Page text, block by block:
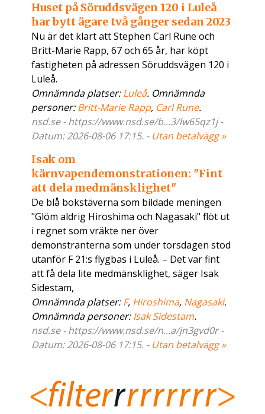
Huset på Söruddsvägen 120 i Luleå
har bytt ägare två gånger sedan 2023
Nu är det klart att Stephen Carl Rune och
Britt-Marie Rapp, 67 och 65 år, har köpt
fastigheten på adressen Söruddsvägen 120 i
Luleå.
Omnämnda platser:Luleå. Omnämnda
personer:Britt-Marie Rapp, Carl Rune.
nsd.se - https://www.nsd.se/b...3/lw65qz1j -
Datum: 2026-08-06 17:15. - Utan betalvägg »
Isak om
kärnvapendemonstrationen: "Fint
att dela medmänsklighet"
De blå bokstäverna som bildade meningen
"Glöm aldrig Hiroshima och Nagasaki" flöt ut
i regnet som vräkte ner över
demonstranterna som under torsdagen stod
utanför F 21:s flygbas i Luleå. – Det var fint
att få dela lite medmänsklighet, säger Isak
Sidestam,
Omnämnda platser:F, Hiroshima, Nagasaki.
Omnämnda personer:Isak Sidestam.
nsd.se - https://www.nsd.se/n...a/jn3gvd0r -
Datum: 2026-08-06 17:15. - Utan betalvägg »